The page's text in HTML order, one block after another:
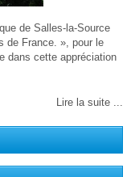
de Salles-la-Source
de France. », pour le
dans cette appréciation
Lire la suite ...